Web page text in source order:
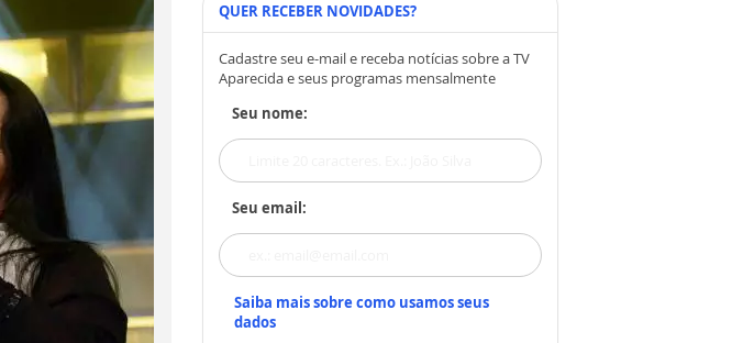
QUER RECEBER NOVIDADES?
Cadastre seu e-mail e receba notícias sobre a TV
Aparecida e seus programas mensalmente
Seu nome:
Seu email:
Saiba mais sobre como usamos seus
dados